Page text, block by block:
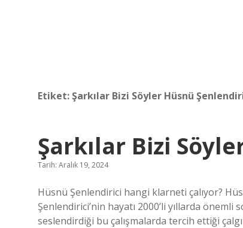
Etiket:Şarkılar Bizi Söyler Hüsnü
Şarkılar Bizi
Tarih: Aralık 19, 2024
Hüsnü Şenlendirici hangi klarneti çalıyor?
Şenlendirici’nin hayatı 2000’li yıllarda önemli
seslendirdiği bu çalışmalarda tercih ettiği